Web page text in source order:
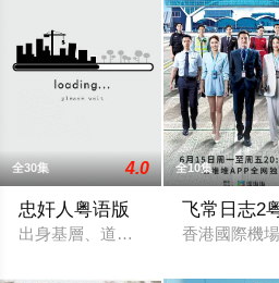
全30集 4.0
忠奸人粤语版
出身基層、道德意識薄弱的譚美貞
全10集
飞常日志2
香港國際機